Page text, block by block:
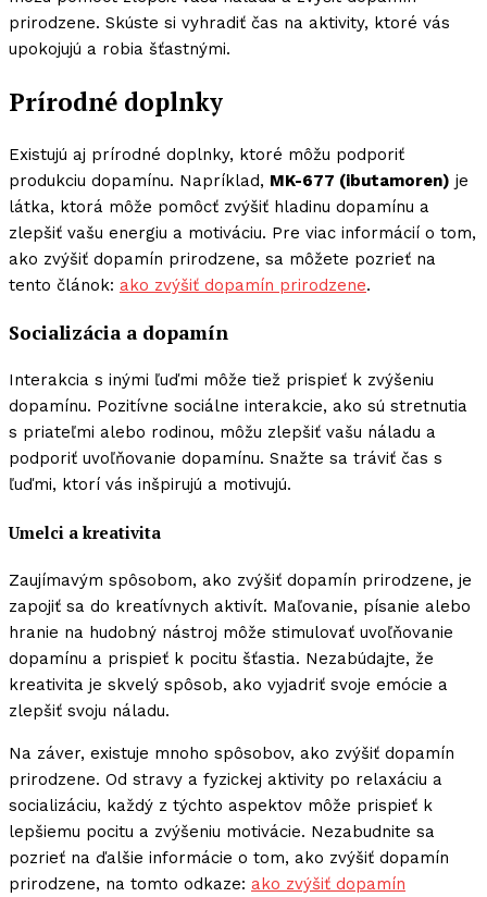
prirodzene. Skúste si vyhradiť čas na aktivity, ktoré vás
upokojujú a robia šťastnými.
Prírodné doplnky
Existujú aj prírodné doplnky, ktoré môžu podporiť
produkciu dopamínu. Napríklad, MK-677 (ibutamoren) je
látka, ktorá môže pomôcť zvýšiť hladinu dopamínu a
zlepšiť vašu energiu a motiváciu. Pre viac informácií o tom,
ako zvýšiť dopamín prirodzene, sa môžete pozrieť na
tento článok: ako zvýšiť dopamín prirodzene.
Socializácia a dopamín
Interakcia s inými ľuďmi môže tiež prispieť k zvýšeniu
dopamínu. Pozitívne sociálne interakcie, ako sú stretnutia
s priateľmi alebo rodinou, môžu zlepšiť vašu náladu a
podporiť uvoľňovanie dopamínu. Snažte sa tráviť čas s
ľuďmi, ktorí vás inšpirujú a motivujú.
Umelci a kreativita
Zaujímavým spôsobom, ako zvýšiť dopamín prirodzene, je
zapojiť sa do kreatívnych aktivít. Maľovanie, písanie alebo
hranie na hudobný nástroj môže stimulovať uvoľňovanie
dopamínu a prispieť k pocitu šťastia. Nezabúdajte, že
kreativita je skvelý spôsob, ako vyjadriť svoje emócie a
zlepšiť svoju náladu.
Na záver, existuje mnoho spôsobov, ako zvýšiť dopamín
prirodzene. Od stravy a fyzickej aktivity po relaxáciu a
socializáciu, každý z týchto aspektov môže prispieť k
lepšiemu pocitu a zvýšeniu motivácie. Nezabudnite sa
pozrieť na ďalšie informácie o tom, ako zvýšiť dopamín
prirodzene, na tomto odkaze: ako zvýšiť dopamín